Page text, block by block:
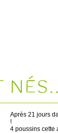
Après 21 jours
!
4 poussins cette